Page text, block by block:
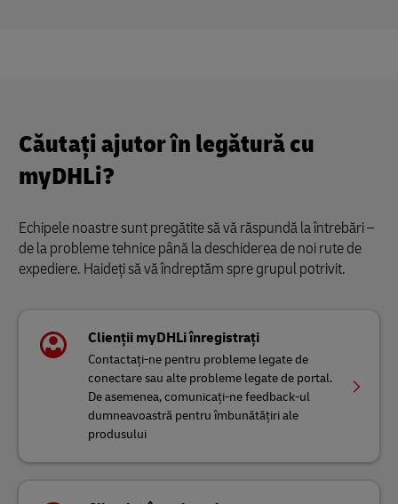
Căutați ajutor în legătură cu
myDHLi?
Echipele noastre sunt pregătite să vă răspundă la întrebări –
de la probleme tehnice până la deschiderea de noi rute de
expediere. Haideți să vă îndreptăm spre grupul potrivit.
Clienții myDHLi înregistrați
Contactați-ne pentru probleme legate de
conectare sau alte probleme legate de portal.
De asemenea, comunicați-ne feedback-ul
dumneavoastră pentru îmbunătățiri ale
produsului